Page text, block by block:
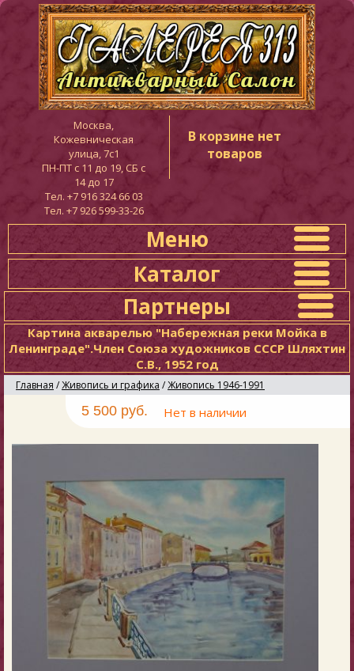
Москва,
Кожевническая
улица, 7с1
ПН-ПТ c 11 до 19, СБ с
14 до 17
Тел. +7 916 324 66 03
Тел. +7 926 599-33-26
В корзине нет
товаров
Меню
Каталог
Партнеры
Картина акварелью "Набережная реки Мойка в
Ленинграде".Член Союза художников СССР Шляхтин
С.В., 1952 год
Главная /Живопись и графика /Живопись 1946-1991
5 500 руб. Нет в наличии